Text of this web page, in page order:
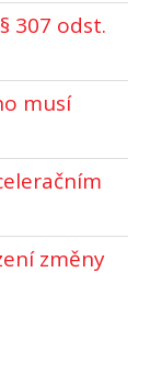
307 odst.
musí
změny